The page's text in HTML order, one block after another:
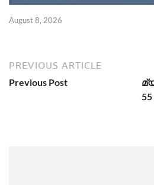
August 8, 2026
PREVIOUS ARTICLE
Previous Post